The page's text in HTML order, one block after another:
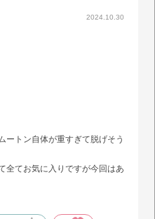
2024.10.30
ートン自体が重すぎて脱げそう
全てお気に入りですが今回はあ